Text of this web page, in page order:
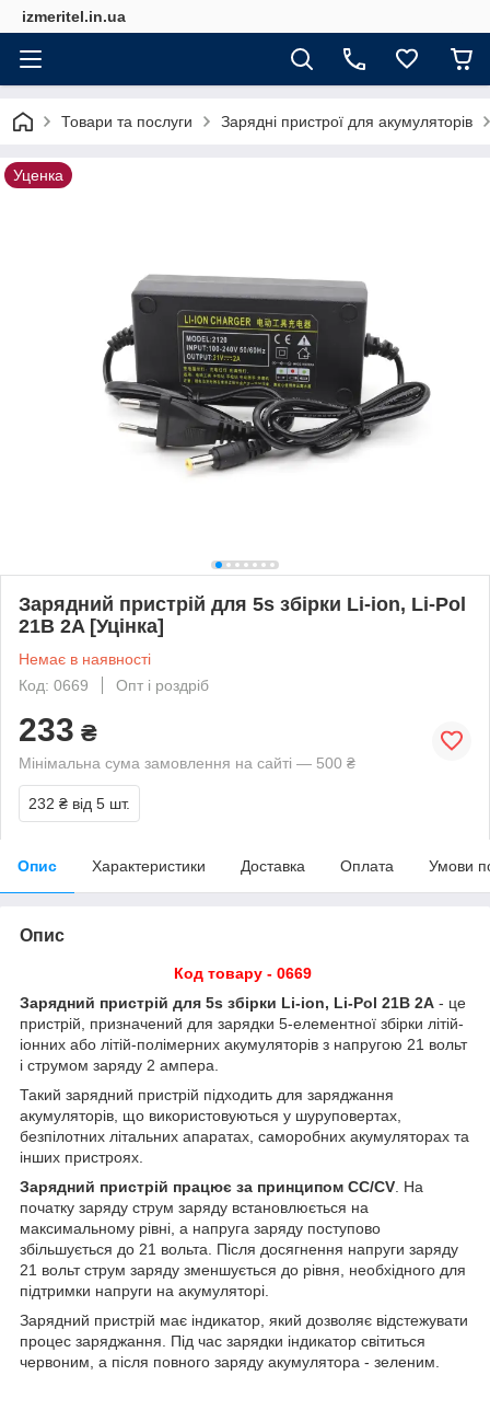
izmeritel.in.ua
Товари та послуги Зарядні пристрої для акумуляторів
Уценка
Зарядний пристрій для 5s збірки Li-ion, Li-Pol
21В 2A [Уцінка]
Немає в наявності
Код: 0669
Опт і роздріб
233 ₴
Мінімальна сума замовлення на сайті — 500 ₴
232 ₴ від 5 шт.
Опис Характеристики Доставка Оплата Умови
Опис
Код товару - 0669
Зарядний пристрій для 5s збірки Li-ion, Li-Pol 21В 2A - це
пристрій, призначений для зарядки 5-елементної збірки літій-
іонних або літій-полімерних акумуляторів з напругою 21 вольт
і струмом заряду 2 ампера.
Такий зарядний пристрій підходить для заряджання
акумуляторів, що використовуються у шуруповертах,
безпілотних літальних апаратах, саморобних акумуляторах та
інших пристроях.
Зарядний пристрій працює за принципом CC/CV . На
початку заряду струм заряду встановлюється на
максимальному рівні, а напруга заряду поступово
збільшується до 21 вольта. Після досягнення напруги заряду
21 вольт струм заряду зменшується до рівня, необхідного для
підтримки напруги на акумуляторі.
Зарядний пристрій має індикатор, який дозволяє відстежувати
процес заряджання. Під час зарядки індикатор світиться
червоним, а після повного заряду акумулятора - зеленим.